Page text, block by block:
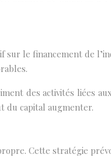
sur le financement de
des activités liées
du capital augmenter.
Cette stratégie